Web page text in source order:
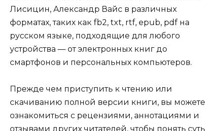
Лисицин, Александр Вайс в различных
форматах, таких как fb2, txt, rtf, epub, pdf на
русском языке, подходящие для любого
устройства — от электронных книг до
смартфонов и персональных компьютеров.
Прежде чем приступить к чтению или
скачиванию полной версии книги, вы можете
ознакомиться с рецензиями, аннотациями и
отзывами других читателей, чтобы понять суть